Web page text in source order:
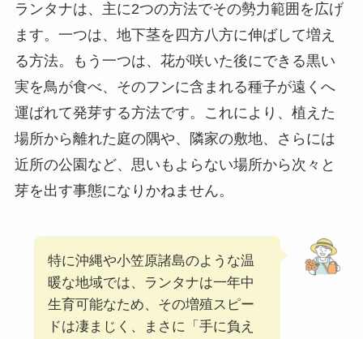
ランタナは、主に2つの方法でその勢力範囲を広げ
ます。一つは、地下茎を四方八方に伸ばして増え
る方法。もう一つは、花が咲いた後にできる黒い
実を鳥が食べ、そのフンに含まれる種子が遠くへ
運ばれて発芽する方法です。これにより、植えた
場所から離れた庭の隅や、隣家の敷地、さらには
近所の公園など、思いもよらない場所から次々と
芽を出す事態になりかねません。
特に沖縄や小笠原諸島のような温
暖な地域では、ランタナは一年中
生育可能なため、その増殖スピー
ドは凄まじく、まさに「手に負え